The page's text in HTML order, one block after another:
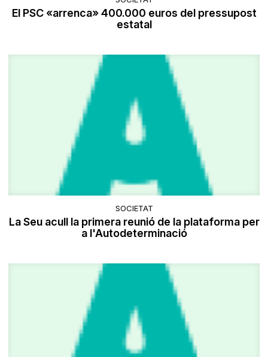
El PSC «arrenca» 400.000 euros del pressupost
estatal
SOCIETAT
La Seu acull la primera reunió de la plataforma per
a l'Autodeterminació